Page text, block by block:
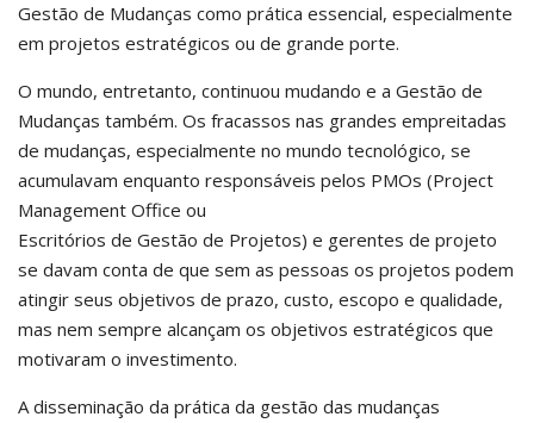
Gestão de Mudanças como prática essencial, especialmente
em projetos estratégicos ou de grande porte.
O mundo, entretanto, continuou mudando e a Gestão de
Mudanças também. Os fracassos nas grandes empreitadas
de mudanças, especialmente no mundo tecnológico, se
acumulavam enquanto responsáveis pelos PMOs (Project
Management Office ou
Escritórios de Gestão de Projetos) e gerentes de projeto
se davam conta de que sem as pessoas os projetos podem
atingir seus objetivos de prazo, custo, escopo e qualidade,
mas nem sempre alcançam os objetivos estratégicos que
motivaram o investimento.
A disseminação da prática da gestão das mudanças